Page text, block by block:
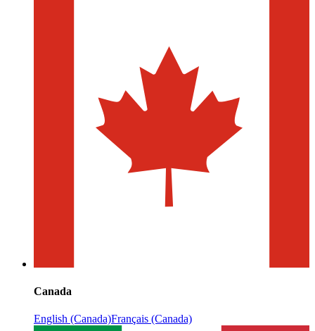
Canada
English (Canada)Français (Canada)